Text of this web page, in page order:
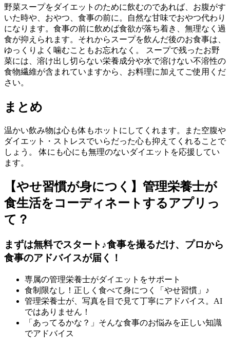
野菜スープをダイエットのために飲むのであれば、お腹がす
いた時や、おやつ、食事の前に。自然な甘味でおやつ代わり
になります。食事の前に飲めば食欲が落ち着き、無理なく過
食が抑えられます。それからスープを飲んだ後のお食事は、
ゆっくりよく噛むこともお忘れなく。 スープで残ったお野
菜には、溶け出し切らない栄養成分や水で溶けない不溶性の
食物繊維が含まれていますから、お料理に加えてご使用くだ
さい。
まとめ
温かい飲み物は心も体もホットにしてくれます。また空腹や
ダイエット・ストレスでいらだった心も抑えてくれることで
しょう。 体にも心にも無理のないダイエットを応援してい
ます。
【やせ習慣が身につく】管理栄養士が
食生活をコーディネートするアプリっ
て？
まずは無料でスタート♪食事を撮るだけ、プロから
食事のアドバイスが届く！
専属の管理栄養士がダイエットをサポート
食制限なし！正しく食べて身につく「やせ習慣」♪
管理栄養士が、写真を目で見て丁寧にアドバイス。AI
ではありません！
「あってるかな？」そんな食事のお悩みを正しい知識
でアドバイス